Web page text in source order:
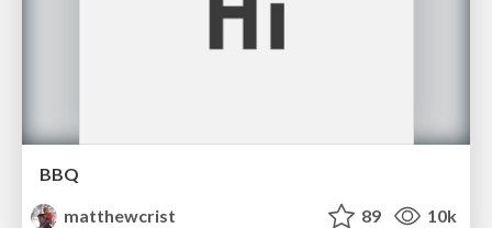
BBQ
matthewcrist
89 10k